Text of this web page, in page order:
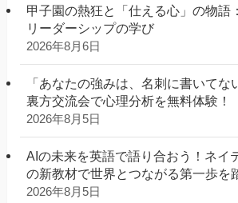
甲子園の熱狂と「仕える心」の物語
リーダーシップの学び
2026年8月6日
「あなたの強みは、名刺に書いてな
裏方交流会で心理分析を無料体験！
2026年8月5日
AIの未来を英語で語り合おう！ネイ
の新教材で世界とつながる第一歩を
2026年8月5日